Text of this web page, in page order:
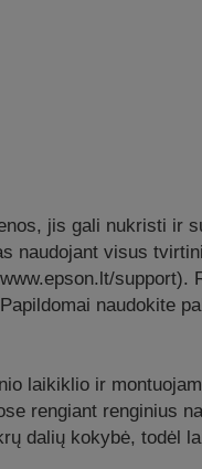
jis gali nukristi ir
visus
support).
naudokite
laikiklio ir
rengiant renginius
dalių kokybė, todėl